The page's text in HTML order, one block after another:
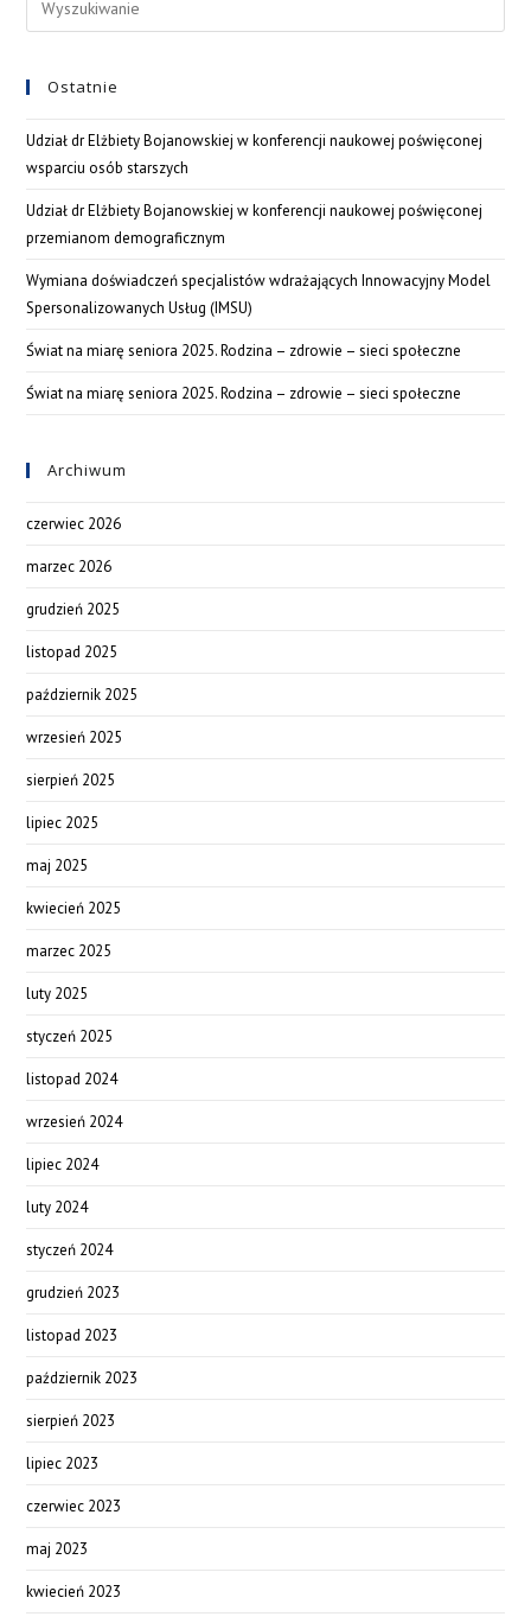
Ostatnie
Udział dr Elżbiety Bojanowskiej w konferencji naukowej poświęconej
wsparciu osób starszych
Udział dr Elżbiety Bojanowskiej w konferencji naukowej poświęconej
przemianom demograficznym
Wymiana doświadczeń specjalistów wdrażających Innowacyjny Model
Spersonalizowanych Usług (IMSU)
Świat na miarę seniora 2025. Rodzina – zdrowie – sieci społeczne
Świat na miarę seniora 2025. Rodzina – zdrowie – sieci społeczne
Archiwum
czerwiec 2026
marzec 2026
grudzień 2025
listopad 2025
październik 2025
wrzesień 2025
sierpień 2025
lipiec 2025
maj 2025
kwiecień 2025
marzec 2025
luty 2025
styczeń 2025
listopad 2024
wrzesień 2024
lipiec 2024
luty 2024
styczeń 2024
grudzień 2023
listopad 2023
październik 2023
sierpień 2023
lipiec 2023
czerwiec 2023
maj 2023
kwiecień 2023